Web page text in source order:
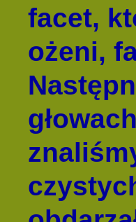
facet,
ożeni,